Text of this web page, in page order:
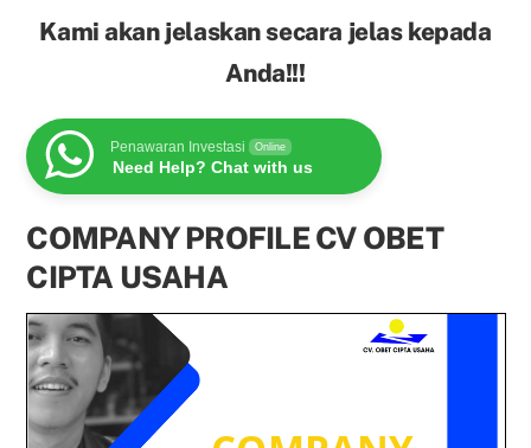
Kami akan jelaskan secara jelas kepada
Anda!!!
Penawaran Investasi Online
Need Help? Chat with us
COMPANY PROFILE CV OBET
CIPTA USAHA